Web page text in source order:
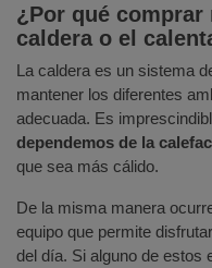
¿Por qué
caldera o el
La caldera es un sistema
mantener los diferentes
adecuada. Es
dependemos de la
que sea más cálido.
De la misma manera
equipo que permite
del día. Si alguno de estos